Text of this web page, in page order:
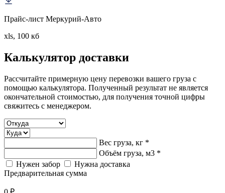
Прайс-лист Меркурий-Авто
xls, 100 кб
Калькулятор доставки
Рассчитайте примерную цену перевозки вашего груза с
помощью калькулятора. Полученный результат не является
окончательной стоимостью, для получения точной цифры
свяжитесь с менеджером.
Вес груза, кг *
Объём груза, м3 *
Нужен забор
Нужна доставка
Предварительная сумма